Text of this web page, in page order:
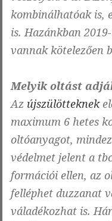
kombinálhatóak is,
is. Hazánkban
vannak kötelezően
Melyik oltást
Az újszülötteknek
maximum 6 hetes
oltóanyagot,
védelmet jelent a
formációi ellen, az
felléphet duzzanat
váladékozhat is.